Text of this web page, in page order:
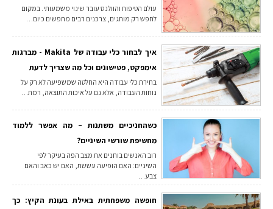
עולם הטיפוח והוולנס עובר שינוי משמעותי. במקום
לחפש רק מותגים, צרכנים רבים מחפשים כיום…
איך לבחור כלי עבודה של Makita - מברגות
אימפקט, פטישונים וכל מה שצריך לדעת
בחירת כלי עבודה היא החלטה שמשפיעה לא רק על
נוחות העבודה, אלא גם על איכות התוצאה, רמת…
כשהחניכיים משתנות – מה אפשר ללמוד
מחשיפת שורשי השיניים?
רוב האנשים בוחנים את מצב הפה בעיקר לפי
השיניים: האם הופיעה עששת, האם יש כאב והאם
צבע…
חופשה משפחתית באילת בעונת הקיץ: כך